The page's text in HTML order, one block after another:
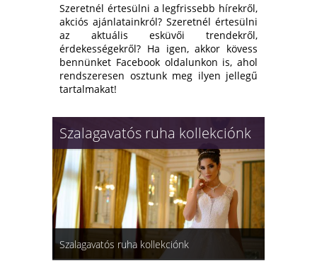
Szeretnél értesülni a legfrissebb hírekről,
akciós ajánlatainkról? Szeretnél értesülni
az aktuális esküvői trendekről,
érdekességekről? Ha igen, akkor kövess
bennünket Facebook oldalunkon is, ahol
rendszeresen osztunk meg ilyen jellegű
tartalmakat!
Szalagavatós ruha kollekciónk
Szalagavatós ruha kollekciónk